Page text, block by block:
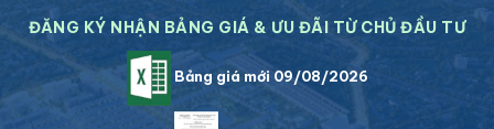
ĐĂNG KÝ NHẬN BẢNG GIÁ & ƯU ĐÃI TỪ CHỦ ĐẦU TƯ
Bảng giá mới 09/08/2026